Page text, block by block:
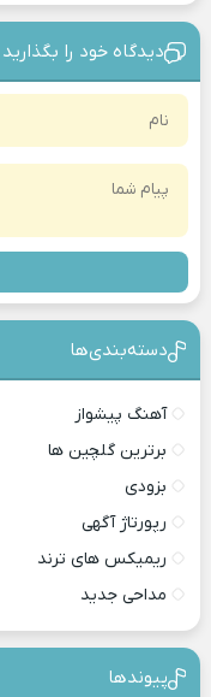
دیدگاه خود را بگذارید
دسته‌بندی‎‌‌ها
آهنگ پیشواز
برترین گلچین ها
بزودی
رپورتاژ آگهی
ریمیکس های ترند
مداحی جدید
پیوندها